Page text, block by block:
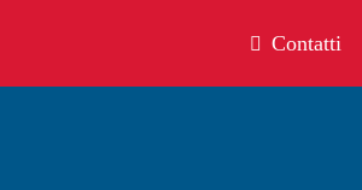
Contatti